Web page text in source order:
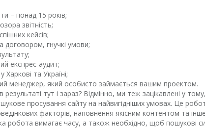
– понад 15 років;
звітність;
кейсів;
договором, гнучкі умови;
експрес-аудит;
Харкові та Україні;
менеджер, який особисто займається вашим проектом.
в результаті тут і зараз? Відмінно, ми теж зацікавлені у
просування сайту на найвигідніших умовах. Це
факторів, наповнення якісним контентом та
робота вимагає часу, а також необхідно, щоб пошукові